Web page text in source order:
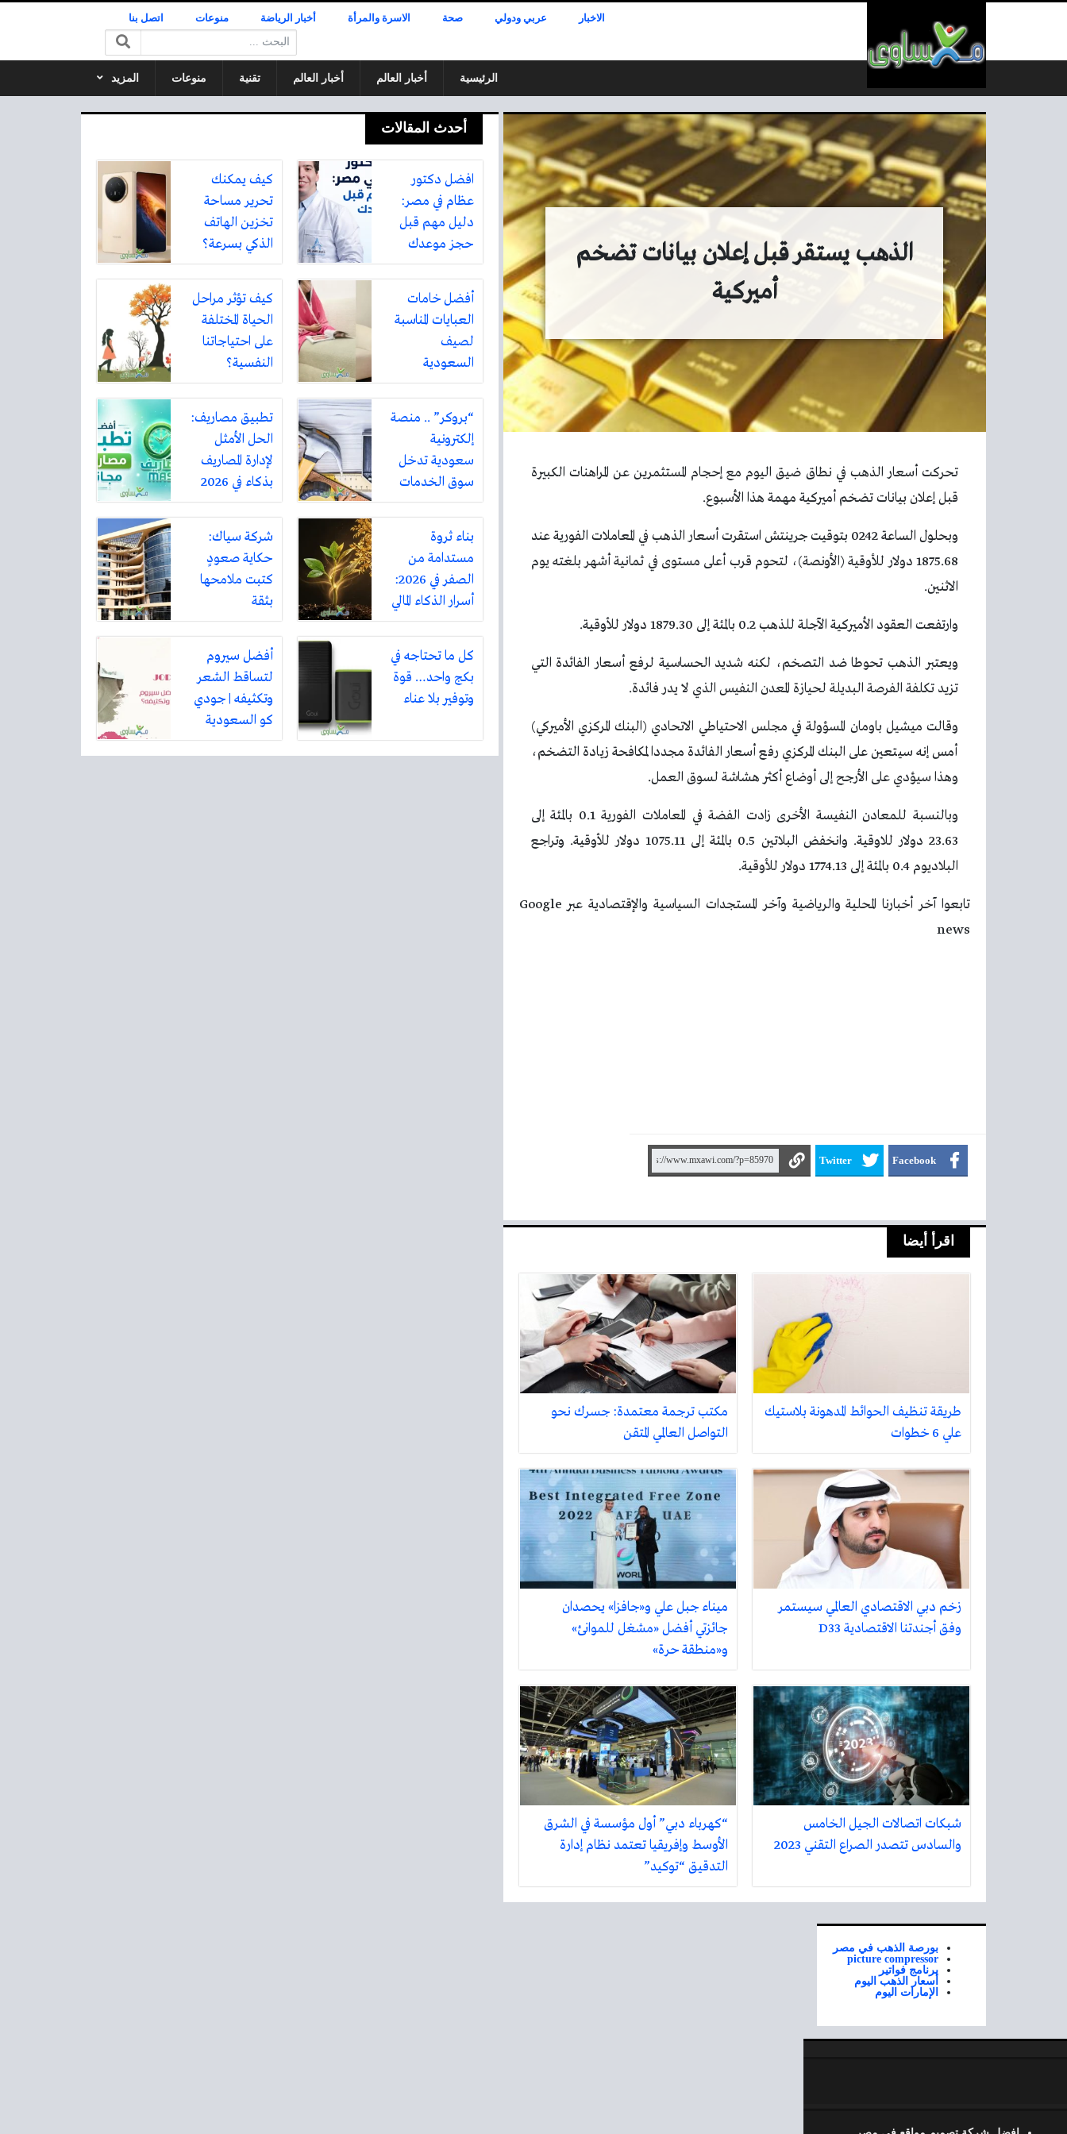
الاخبار عربي ودولي صحة الاسرة والمرأة أخبار الرياضة منوعات اتصل بنا
البحث:
الرئيسية أخبار العالم أخبار العالم تقنية منوعات المزيد
الذهب يستقر قبل إعلان بيانات تضخم
أميركية
تحركت أسعار الذهب في نطاق ضيق اليوم مع إحجام المستثمرين عن المراهنات الكبيرة
قبل إعلان بيانات تضخم أميركية مهمة هذا الأسبوع.
وبحلول الساعة 0242 بتوقيت جرينتش استقرت أسعار الذهب في المعاملات الفورية عند
1875.68 دولار للأوقية (الأونصة)، لتحوم قرب أعلى مستوى في ثمانية أشهر بلغته يوم
الاثنين.
وارتفعت العقود الأميركية الآجلة للذهب 0.2 بالمئة إلى 1879.30 دولار للأوقية.
ويعتبر الذهب تحوطا ضد التصخم، لكنه شديد الحساسية لرفع أسعار الفائدة التي
تزيد تكلفة الفرصة البديلة لحيازة المعدن النفيس الذي لا يدر فائدة.
وقالت ميشيل باومان المسؤولة في مجلس الاحتياطي الاتحادي (البنك المركزي الأميركي)
أمس إنه سيتعين على البنك المركزي رفع أسعار الفائدة مجددا لمكافحة زيادة التضخم،
وهذا سيؤدي على الأرجح إلى أوضاع أكثر هشاشة لسوق العمل.
وبالنسبة للمعادن النفيسة الأخرى زادت الفضة في المعاملات الفورية 0.1 بالمئة إلى
23.63 دولار للاوقية. وانخفض البلاتين 0.5 بالمئة إلى 1075.11 دولار للأوقية. وتراجع
البلاديوم 0.4 بالمئة إلى 1774.13 دولار للأوقية.
تابعوا آخر أخبارنا المحلية والرياضية وآخر المستجدات السياسية والإقتصادية عبر Google
news
Facebook
Twitter
اقرأ أيضا
طريقة تنظيف الحوائط المدهونة بلاستيك
علي 6 خطوات
مكتب ترجمة معتمدة: جسرك نحو
التواصل العالمي المتقن
زخم دبي الاقتصادي العالمي سيستمر
وفق أجندتنا الاقتصادية D33
ميناء جبل علي و«جافزا» يحصدان
جائزتي أفضل «مشغل للموانئ»
و«منطقة حرة»
شبكات اتصالات الجيل الخامس
والسادس تتصدر الصراع التقني 2023
“كهرباء دبي” أول مؤسسة في الشرق
الأوسط وإفريقيا تعتمد نظام إدارة
التدقيق “توكيد”
أحدث المقالات
افضل دكتور
عظام في مصر:
دليل مهم قبل
حجز موعدك
كيف يمكنك
تحرير مساحة
تخزين الهاتف
الذكي بسرعة؟
أفضل خامات
العبايات المناسبة
لصيف
السعودية
كيف تؤثر مراحل
الحياة المختلفة
على احتياجاتنا
النفسية؟
“بروكر” .. منصة
إلكترونية
سعودية تدخل
سوق الخدمات
المنزلية بتغطية
ثلاثين مدينة
تطبيق مصاريف:
الحل الأمثل
لإدارة المصاريف
بذكاء في 2026
بناء ثروة
مستدامة من
الصفر في 2026:
أسرار الذكاء المالي
على طريقة
شركة سياك:
حكاية صعودٍ
كتبت ملامحها
بثقة
كل ما تحتاجه في
بكج واحد… قوة
وتوفير بلا عناء
أفضل سيروم
لتساقط الشعر
وتكثيفه | جودي
كو السعودية
بورصة الذهب في مصر
picture compressor
برنامج فواتير
أسعار الذهب اليوم
الإمارات اليوم